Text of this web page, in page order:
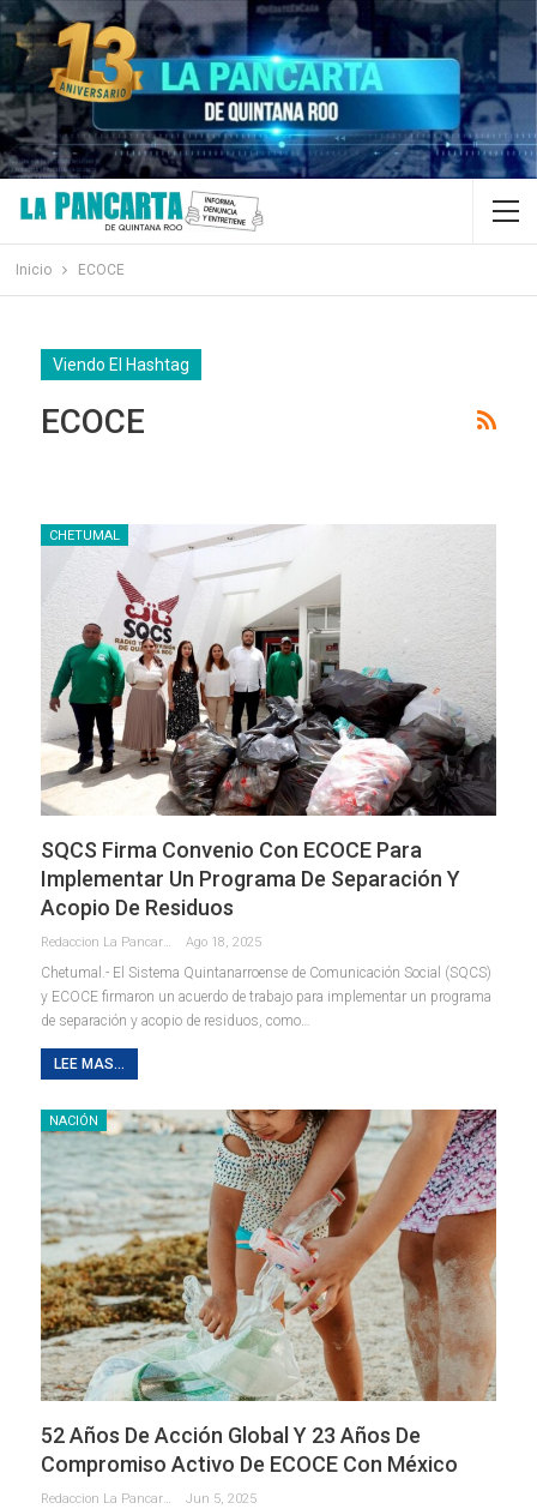
Inicio ECOCE
Viendo El Hashtag
ECOCE
CHETUMAL
SQCS Firma Convenio Con ECOCE Para
Implementar Un Programa De Separación Y
Acopio De Residuos
Redaccion La Pancarta De Quintana Roo Ago 18, 2025
Chetumal.- El Sistema Quintanarroense de Comunicación Social (SQCS)
y ECOCE firmaron un acuerdo de trabajo para implementar un programa
de separación y acopio de residuos, como…
LEE MAS...
NACIÓN
52 Años De Acción Global Y 23 Años De
Compromiso Activo De ECOCE Con México
Redaccion La Pancarta De Quintana Roo Jun 5, 2025